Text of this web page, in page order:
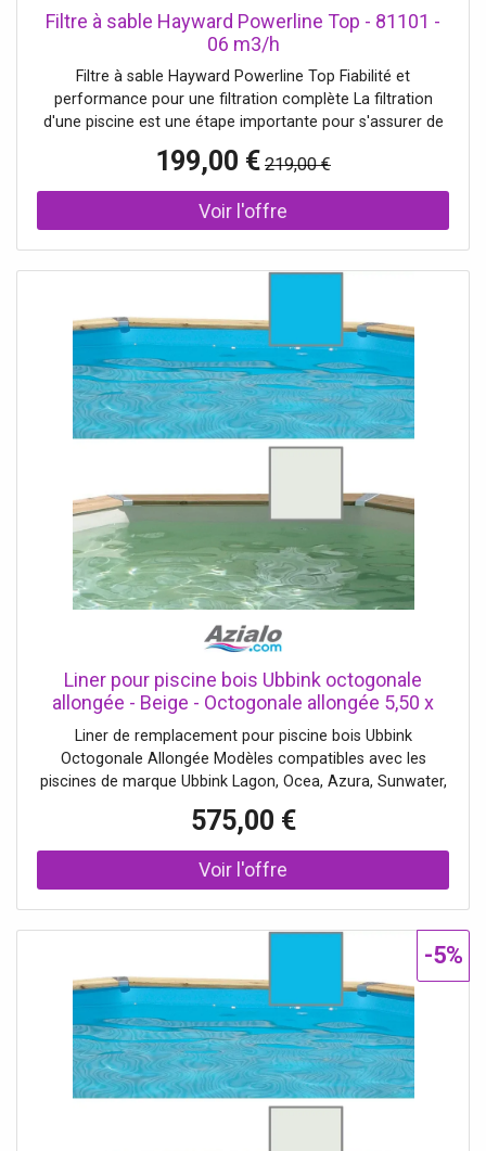
sécurité Depuis toujours nous investissons dans la
recherche, l'innovation et la sécurité...
Filtre à sable Hayward Powerline Top - 81101 -
06 m3/h
Filtre à sable Hayward Powerline Top Fiabilité et
performance pour une filtration complète La filtration
d'une piscine est une étape importante pour s'assurer de
bonne filtration est donc essentiel. Le filtre à sable Top
Powerline pensé pa
199,00 € 219,00 €
Liner pour piscine bois Ubbink octogonale
allongée - Beige - Octogonale allongée 5,50 x
4,00 x h1,20m
Liner de remplacement pour piscine bois Ubbink
Octogonale Allongée Modèles compatibles avec les
piscines de marque Ubbink Lagon, Ocea, Azura, Sunwater,
fixation. Pour garantir une installation optimale et une
durabilité maximale, il est fortemen
575,00 €
-5%